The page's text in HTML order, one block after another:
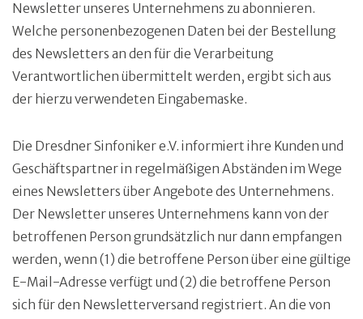
Newsletter unseres Unternehmens zu abonnieren.
Welche personenbezogenen Daten bei der Bestellung
des Newsletters an den für die Verarbeitung
Verantwortlichen übermittelt werden, ergibt sich aus
der hierzu verwendeten Eingabemaske.
Die Dresdner Sinfoniker e.V. informiert ihre Kunden und
Geschäftspartner in regelmäßigen Abständen im Wege
eines Newsletters über Angebote des Unternehmens.
Der Newsletter unseres Unternehmens kann von der
betroffenen Person grundsätzlich nur dann empfangen
werden, wenn (1) die betroffene Person über eine gültige
E-Mail-Adresse verfügt und (2) die betroffene Person
sich für den Newsletterversand registriert. An die von